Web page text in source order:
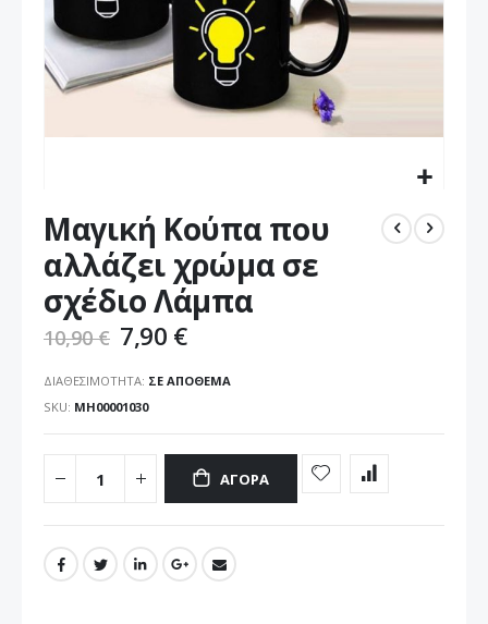
στην
αρχή
της
συλλογής
εικόνων
Mαγική Κούπα που
αλλάζει χρώμα σε
σχέδιο Λάμπα
10,90 € 7,90 €
ΔΙΑΘΕΣΙΜΌΤΗΤΑ: ΣΕ ΑΠΌΘΕΜΑ
SKU ΜΗ00001030
ΑΓΟΡΆ